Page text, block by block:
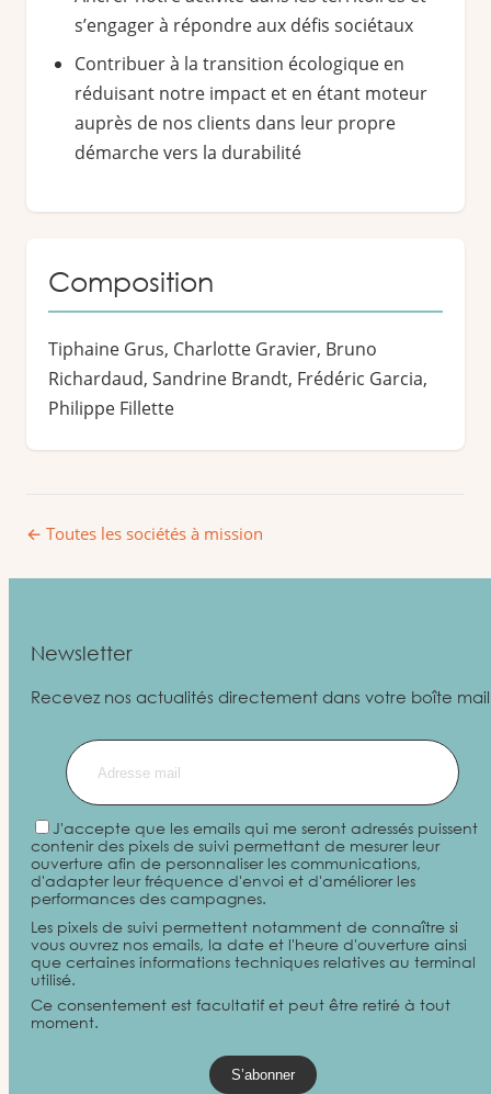
s’engager à répondre aux défis sociétaux
Contribuer à la transition écologique en
réduisant notre impact et en étant moteur
auprès de nos clients dans leur propre
démarche vers la durabilité
Composition
Tiphaine Grus, Charlotte Gravier, Bruno
Richardaud, Sandrine Brandt, Frédéric Garcia,
Philippe Fillette
← Toutes les sociétés à mission
Newsletter
Recevez nos actualités directement dans votre boîte mail
J'accepte que les emails qui me seront adressés puissent
contenir des pixels de suivi permettant de mesurer leur
ouverture afin de personnaliser les communications,
d'adapter leur fréquence d'envoi et d'améliorer les
performances des campagnes.
Les pixels de suivi permettent notamment de connaître si
vous ouvrez nos emails, la date et l'heure d'ouverture ainsi
que certaines informations techniques relatives au terminal
utilisé.
Ce consentement est facultatif et peut être retiré à tout
moment.